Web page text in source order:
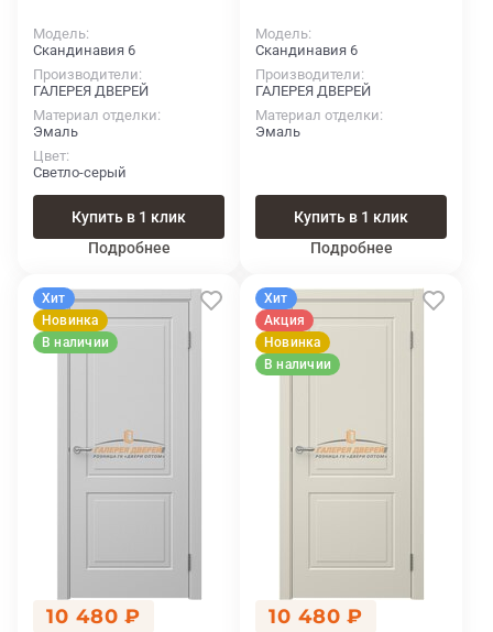
Модель
Скандинавия 6
Производители
ГАЛЕРЕЯ ДВЕРЕЙ
Материал отделки
Эмаль
Цвет
Светло-серый
Купить в 1 клик
Подробнее
Модель
Скандинавия 6
Производители
ГАЛЕРЕЯ ДВЕРЕЙ
Материал отделки
Эмаль
Купить в 1 клик
Подробнее
Хит
Новинка
В наличии
10 480 ₽
Хит
Акция
Новинка
В наличии
10 480 ₽